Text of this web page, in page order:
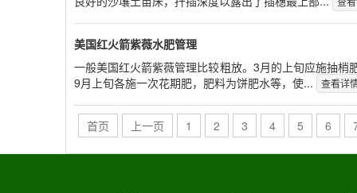
美国红火箭紫薇水肥管理
一般美国红火箭紫薇管理比较粗放。3月的上旬应施抽
9月上旬各施一次花期肥，肥料为饼肥水等，使...
查看详
首页 上一页 1 2 3 4 5 6